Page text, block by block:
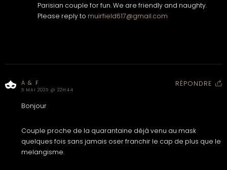
Parisian couple for fun. We are friendly and naughty.
Please reply to muirfield617@gmail.com
A & F
5 MAI 2025 @ 22H44
RÉPONDRE
Bonjour
Couple proche de la quarantaine déjà venu au mask
quelques fois sans jamais oser franchir le cap de plus que le
melangisme.